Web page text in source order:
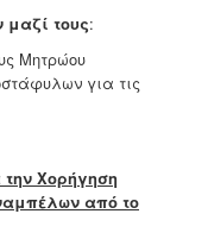
τους:
Μητρώου
για τις
Χορήγηση
από το